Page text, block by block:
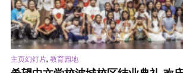
主页幻灯片, 教育园地